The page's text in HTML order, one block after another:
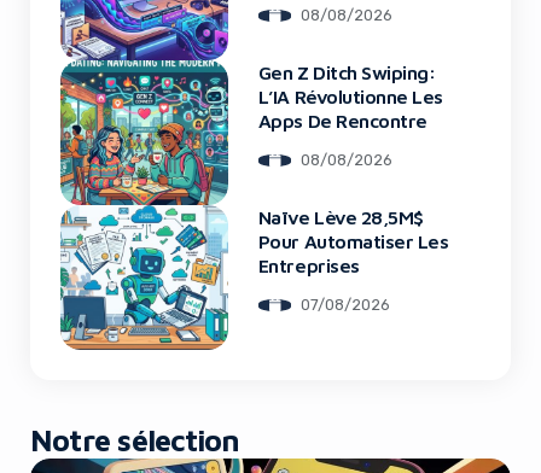
08/08/2026
Gen Z Ditch Swiping:
L’IA Révolutionne Les
Apps De Rencontre
08/08/2026
Naïve Lève 28,5M$
Pour Automatiser Les
Entreprises
07/08/2026
Notre sélection